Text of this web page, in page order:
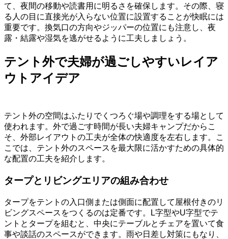
て、夜間の移動や読書用に明るさを確保します。その際、寝
る人の目に直接光が入らない位置に設置することが快眠には
重要です。換気口の方向やジッパーの位置にも注意し、夜
露・結露や湿気を逃がせるように工夫しましょう。
テント外で夫婦が過ごしやすいレイア
ウトアイデア
テント外の空間はふたりでくつろぐ場や調理をする場として
使われます。外で過ごす時間が長い夫婦キャンプだからこ
そ、外部レイアウトの工夫が全体の快適度を左右します。こ
こでは、テント外のスペースを最大限に活かすための具体的
な配置の工夫を紹介します。
タープとリビングエリアの組み合わせ
タープをテントの入口側または側面に配置して屋根付きのリ
ビングスペースをつくるのは定番です。L字型やU字型でテ
ントとタープを組むと、中央にテーブルとチェアを置いて食
事や談話のスペースができます。雨や日差し対策にもなり、